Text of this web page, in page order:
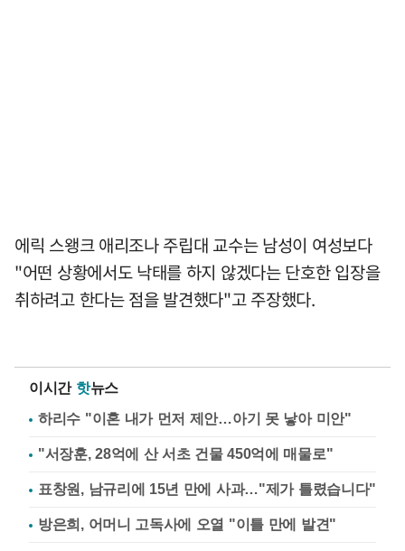
에릭 스왱크 애리조나 주립대 교수는 남성이 여성보다
"어떤 상황에서도 낙태를 하지 않겠다는 단호한 입장을
취하려고 한다는 점을 발견했다"고 주장했다.
이시간 핫뉴스
하리수 "이혼 내가 먼저 제안…아기 못 낳아 미안"
"서장훈, 28억에 산 서초 건물 450억에 매물로"
표창원, 남규리에 15년 만에 사과…"제가 틀렸습니다"
방은희, 어머니 고독사에 오열 "이틀 만에 발견"